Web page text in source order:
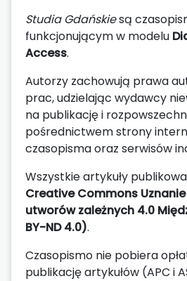
Studia Gdańskiesą
funkcjonującym w modelu
Access.
Autorzy zachowują prawa
prac, udzielając wydawcy
na publikację i
pośrednictwem strony
czasopisma oraz serwisów
Wszystkie artykuły
Creative Commons
utworów zależnych 4.0
BY-ND 4.0).
Czasopismo nie pobiera
publikację artykułów (APC i